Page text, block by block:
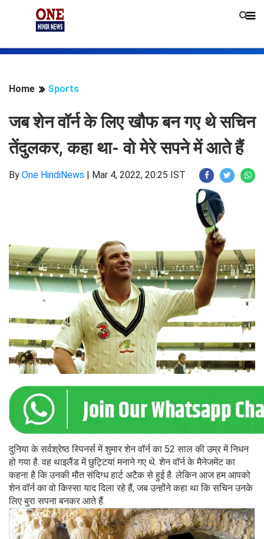
Home Sports
जब शेन वॉर्न के लिए खौफ बन गए थे सचिन
तेंदुलकर, कहा था- वो मेरे सपने में आते हैं
By One HindiNews | Mar 4, 2022, 20:25 IST
दुनिया के सर्वश्रेष्ठ स्पिनर्स में शुमार शेन वॉर्न का 52 साल की उम्र में निधन
हो गया है. वह थाइलैंड में छुट्टियां मनाने गए थे. शेन वॉर्न के मैनेजमेंट का
कहना है कि उनकी मौत संदिग्ध हार्ट अटैक से हुई है. लेकिन आज हम आपको
शेन वॉर्न का वो किस्सा याद दिला रहे हैं, जब उन्होंने कहा था कि सचिन उनके
लिए बुरा सपना बनकर आते हैं.